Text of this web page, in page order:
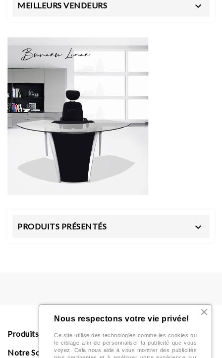
MEILLEURS VENDEURS 
PRODUITS PRÉSENTÉS 
Produits
Notre Société
Nous respectons votre vie privée!
Ce site utilise des technologies comme les cookies ou
le ciblage afin de personnaliser la publicité que vous
voyez. Cela nous aide à vous montrer des publicités